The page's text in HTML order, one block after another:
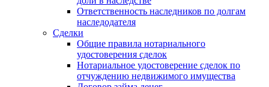
Ответственность наследников по долгам
наследодателя
Сделки
Общие правила нотариального
удостоверения сделок
Нотариальное удостоверение сделок по
отчуждению недвижимого имущества